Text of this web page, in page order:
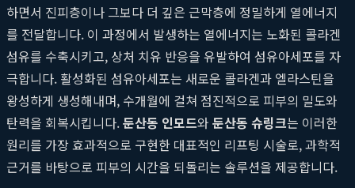
하면서 진피층이나 그보다 더 깊은 근막층에 정밀하게 열에너지
를 전달합니다. 이 과정에서 발생하는 열에너지는 노화된 콜라겐
섬유를 수축시키고, 상처 치유 반응을 유발하여 섬유아세포를 자
극합니다. 활성화된 섬유아세포는 새로운 콜라겐과 엘라스틴을
왕성하게 생성해내며, 수개월에 걸쳐 점진적으로 피부의 밀도와
탄력을 회복시킵니다.둔산동 인모드와 둔산동 슈링크는 이러한
원리를 가장 효과적으로 구현한 대표적인 리프팅 시술로, 과학적
근거를 바탕으로 피부의 시간을 되돌리는 솔루션을 제공합니다.